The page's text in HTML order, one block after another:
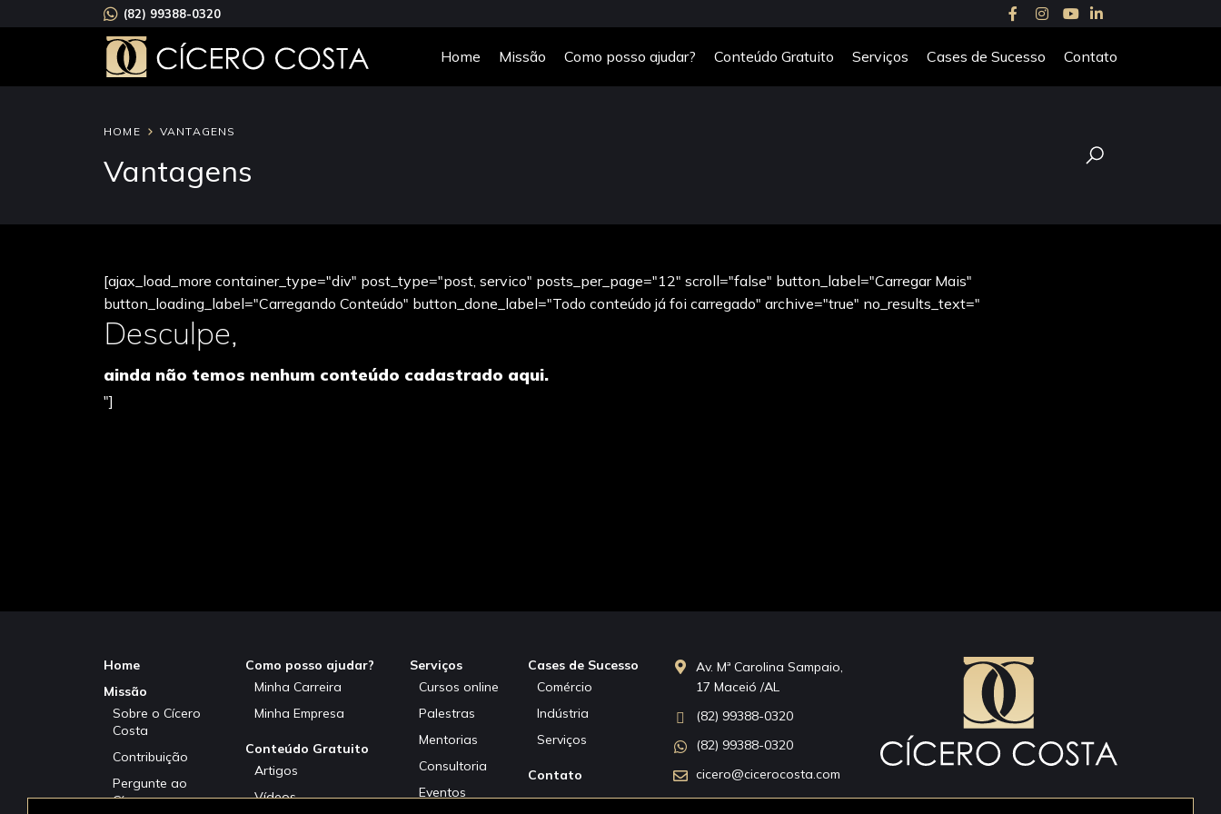
(82) 99388-0320
Home Missão Como posso ajudar? Conteúdo Gratuito Serviços Cases de Sucesso Contato
HOME VANTAGENS
Vantagens
[ajax_load_more container_type="div" post_type="post, servico" posts_per_page="12" scroll="false" button_label="Carregar Mais"
button_loading_label="Carregando Conteúdo" button_done_label="Todo conteúdo já foi carregado" archive="true" no_results_text="
Desculpe,
ainda não temos nenhum conteúdo cadastrado aqui.
"]
Home
Missão
Sobre o Cícero
Costa
Contribuição
Pergunte ao
Cícero
Como posso ajudar?
Minha Carreira
Minha Empresa
Conteúdo Gratuito
Artigos
Vídeos
Serviços
Cursos online
Palestras
Mentorias
Consultoria
Eventos
Cases de Sucesso
Comércio
Indústria
Serviços
Contato
Av. Mª Carolina Sampaio,
17 Maceió /AL
(82) 99388-0320
(82) 99388-0320
cicero@cicerocosta.com